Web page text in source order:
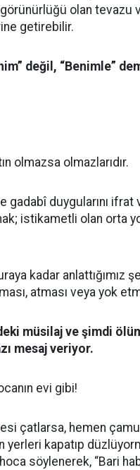
olan tevazu
getirebilir.
değil, “Benimle”
olmazsa olmazlarıdır.
gadabî duygularını ifrat
istikametli olan orta
kadar anlattığımız
atması veya yok
müsilaj ve şimdi
mesaj veriyor.
evi gibi!
çatlarsa, hemen
yerleri kapatıp
hoca söylenerek, “Bari